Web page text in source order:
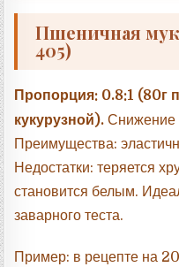
Пшеничная
405)
Пропорция: 0.8:1 (80г
кукурузной). Снижение
Преимущества:
Недостатки: теряется
становится белым.
заварного теста.
Пример: в рецепте на